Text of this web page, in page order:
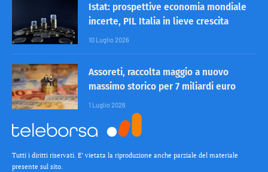
Istat: prospettive economia mondiale
incerte, PIL Italia in lieve crescita
10 Luglio 2026
Assoreti, raccolta maggio a nuovo
massimo storico per 7 miliardi euro
1 Luglio 2026
Tutti i diritti riservati. E’ vietata la riproduzione anche parziale del materiale
presente sul sito.